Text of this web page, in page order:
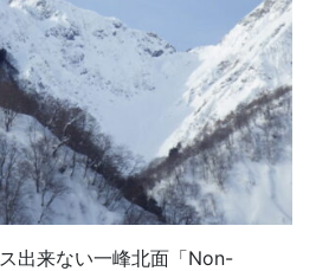
出来ない一峰北面「Non-